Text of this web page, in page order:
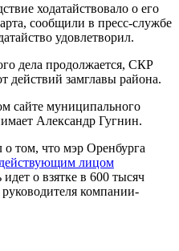
ходатайствовало о его
сообщили в пресс-службе
удовлетворил.
дела продолжается, СКР
действий замглавы района.
сайте муниципального
Александр Гугнин.
том, что мэр Оренбурга
лицом
идет о взятке в 600 тысяч
компании-